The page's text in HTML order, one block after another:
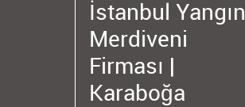
İstanbul Yangın
Merdiveni
Firması |
Karaboğa